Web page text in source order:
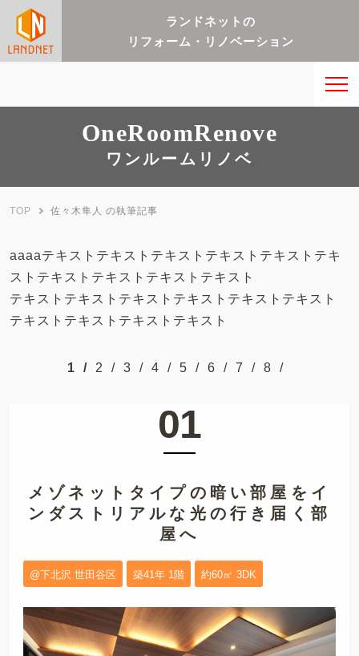
ランドネットの
リフォーム・リノベーション
OneRoomRenove
ワンルームリノベ
TOP 佐々木隼人 の執筆記事
aaaaテキストテキストテキストテキストテキストテキ
ストテキストテキストテキストテキスト
テキストテキストテキストテキストテキストテキスト
テキストテキストテキストテキスト
1 2 3 4 5 6 7 8
01
メゾネットタイプの暗い部屋を イ
ンダストリアルな光の行き届く部
屋へ
@下北沢 世田谷区 築41年 1階 約60㎡ 3DK